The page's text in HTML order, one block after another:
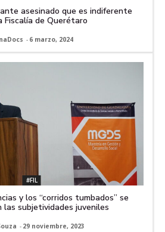
asesinado que es indiferente
Fiscalía de Querétaro
- 6 marzo, 2024
#FIL
y los “corridos tumbados” se
las subjetividades juveniles
- 29 noviembre, 2023